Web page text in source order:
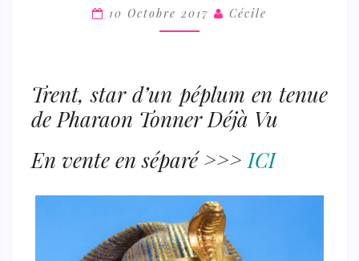
DES
PHARAONS
10 Octobre 2017 Cécile
Trent, star d’un péplum en tenue
de Pharaon Tonner Déjà Vu
En vente en séparé >>> ICI